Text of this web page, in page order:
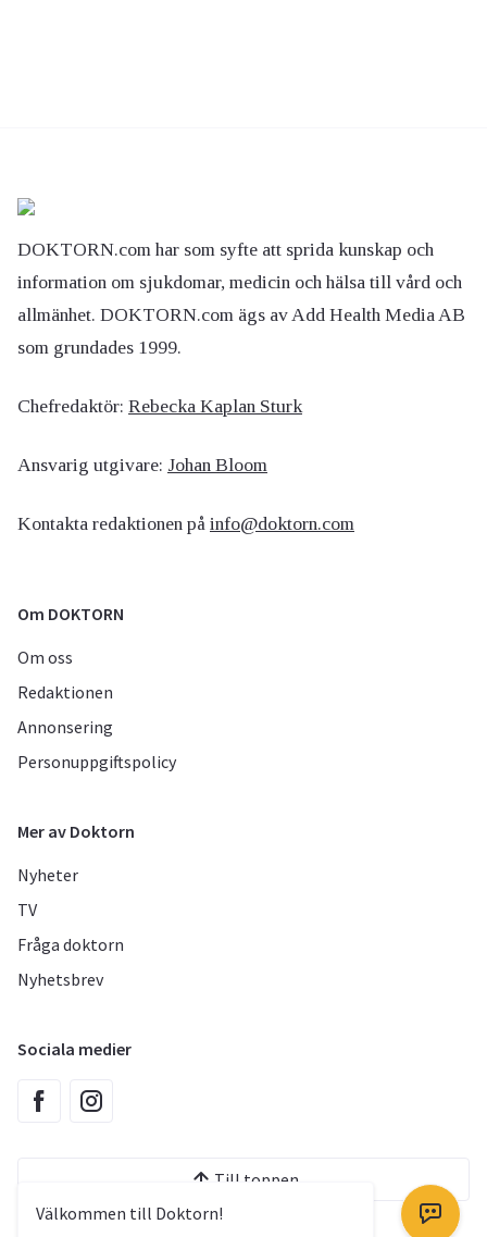
Välkommen till Doktorn!
DOKTORN.com har som syfte att sprida kunskap och
information om sjukdomar, medicin och hälsa till vård och
allmänhet. DOKTORN.com ägs av Add Health Media AB
som grundades 1999.
Chefredaktör: Rebecka Kaplan Sturk
Ansvarig utgivare: Johan Bloom
Kontakta redaktionen på info@doktorn.com
Om DOKTORN
Om oss
Redaktionen
Annonsering
Personuppgiftspolicy
Mer av Doktorn
Nyheter
TV
Fråga doktorn
Nyhetsbrev
Sociala medier
Till toppen